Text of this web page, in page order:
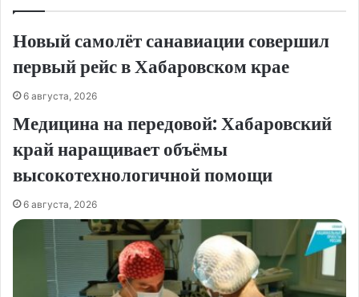
Новый самолёт санавиации совершил
первый рейс в Хабаровском крае
6 августа, 2026
Медицина на передовой: Хабаровский
край наращивает объёмы
высокотехнологичной помощи
6 августа, 2026